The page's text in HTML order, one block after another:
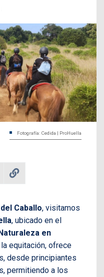
Fotografía: Cedida | ProHuella
Caballo, visitamos
, ubicado en el
en
equitación, ofrece
desde principiantes
permitiendo a los